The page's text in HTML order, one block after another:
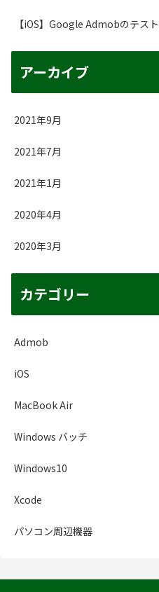
【iOS】Google Admobのテス
アーカイブ
2021年9月
2021年7月
2021年1月
2020年4月
2020年3月
カテゴリー
Admob
iOS
MacBook Air
Windows バッチ
Windows10
Xcode
パソコン周辺機器